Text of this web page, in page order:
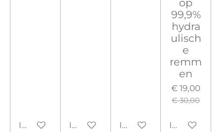
In winkelwagenIn winkelwagenIn winkelwagen
op
99,9%
hydra
ulisch
e
remm
en
€ 19,00
€ 30,00
In